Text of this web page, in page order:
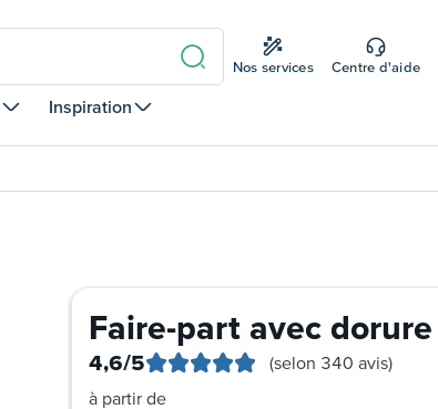
Nos services Centre d'aide
Inspiration
Faire-part avec dorure
4,6/5
(selon 340 avis)
à partir de